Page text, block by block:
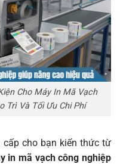
Cho Máy In Mã Vạch
Trì Và Tối Ưu Chi Phí
cấp cho bạn kiến thức từ
in mã vạch công nghiệp